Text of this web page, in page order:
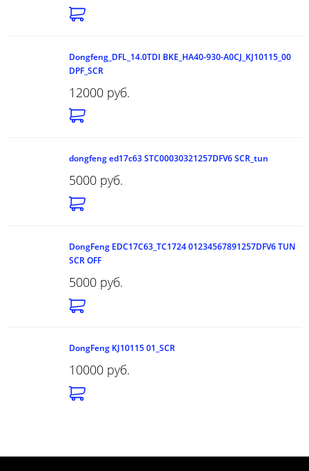
Dongfeng_DFL_14.0TDI BKE_HA40-930-A0CJ_KJ10115_00
DPF_SCR
12000 руб.
dongfeng ed17c63 STC00030321257DFV6 SCR_tun
5000 руб.
DongFeng EDC17C63_TC1724 01234567891257DFV6 TUN
SCR OFF
5000 руб.
DongFeng KJ10115 01_SCR
10000 руб.